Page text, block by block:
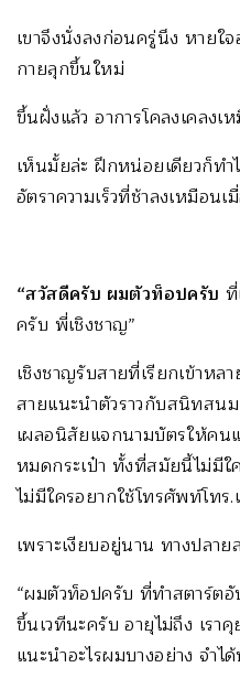
เขาจึงนั่งลงก่อนครู่นึง หายใ
กายลุกขึ้นใหม่
ขึ้นฝั่งแล้ว อาการโคลงเคลงเ
เห็นมั้ยล่ะ ฝึกหน่อยเดียวก็ท
อัตราความเร็วที่ช้าลงเหมือน
“สวัสดีครับ ผมตัวท็อปครับ
ครับ พี่เชิงชาญ”
เชิงชาญรับสายที่เรียกเข้าห
สายแนะนำตัวราวกับสนิทสน
เผลอนิสัยแจกนามบัตรให้ค
หมดกระเป๋า ทั้งที่สมัยนี้ไม่มี
ไม่มีใครอยากใช้โทรศัพท์โท
เพราะเงียบอยู่นาน ทางปลา
“ผมตัวท็อปครับ ที่ทำสตาร์ตอั
ขึ้นเวทีนะครับ อายุไม่ถึง เรา
แนะนำอะไรผมบางอย่าง จำไ